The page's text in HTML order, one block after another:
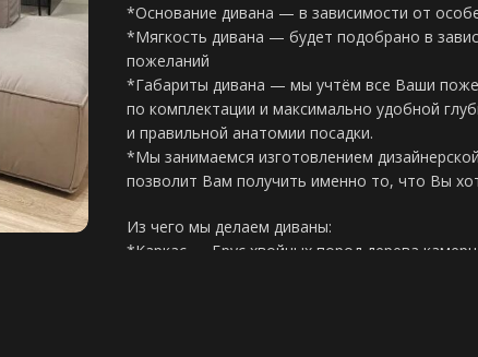
*Основание дивана — в зависимости от
*Мягкость дивана — будет подобрано в
пожеланий
*Габариты дивана — мы учтём все Ваши
по комплектации и максимально удобной
и правильной анатомии посадки.
*Мы занимаемся изготовлением
позволит Вам получить именно то, что Вы
Из чего мы делаем диваны:
*Каркас — Брус хвойных пород дерева